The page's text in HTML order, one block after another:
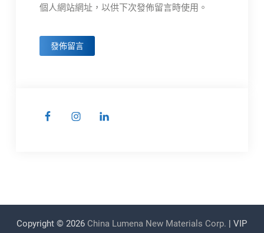
個人網站網址，以供下次發佈留言時使用。
Copyright © 2026 China Lumena New Materials Corp. | VIP